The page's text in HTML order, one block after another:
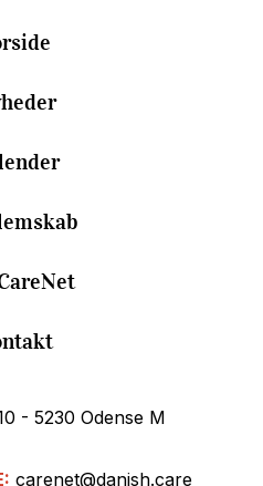
- 5230 Odense M
carenet@danish.care